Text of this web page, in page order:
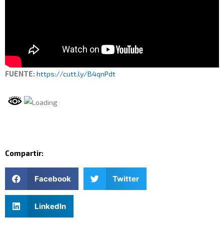
FUENTE:https://cutt.ly/B4qnPdt
Compartir:
Facebook Twitter
LinkedIn